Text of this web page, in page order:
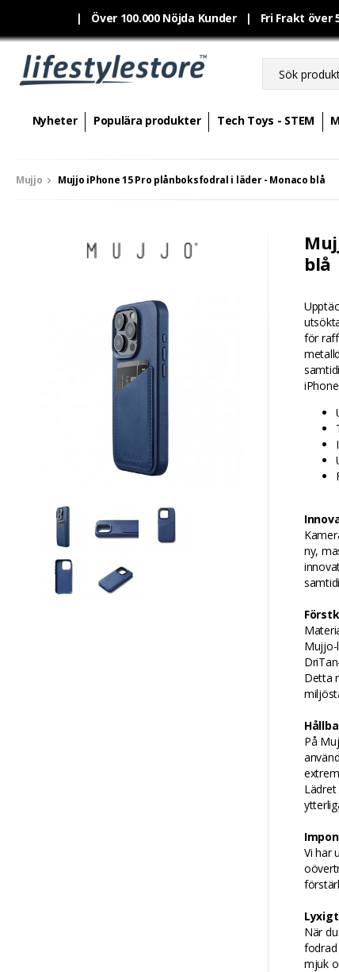
| Över 100.000 Nöjda Kunder | Fri Frakt
Nyheter Populära produkter Tech Toys - STEM
Mujjo Mujjo iPhone 15 Pro plånboksfodral i läder - Monaco blå
blå
för
ny,
Mujjo-
Detta
På
Vi har
När
fodrad
mjuk